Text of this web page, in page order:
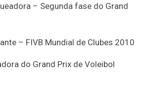
– Segunda fase do Grand
– FIVB Mundial de Clubes 2010
do Grand Prix de Voleibol